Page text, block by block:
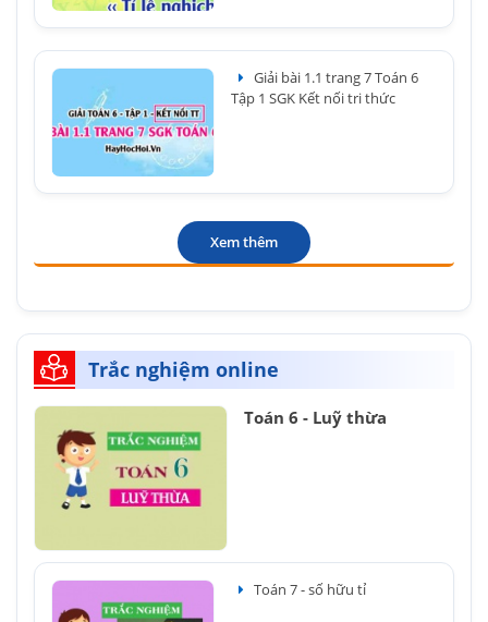
Giải bài 1.1 trang 7 Toán 6
Tập 1 SGK Kết nối tri thức
Xem thêm
Trắc nghiệm online
Toán 6 - Luỹ thừa
Toán 7 - số hữu tỉ